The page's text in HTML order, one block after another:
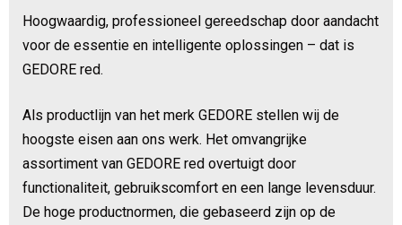
Hoogwaardig, professioneel gereedschap door aandacht
voor de essentie en intelligente oplossingen – dat is
GEDORE red.
Als productlijn van het merk GEDORE stellen wij de
hoogste eisen aan ons werk. Het omvangrijke
assortiment van GEDORE red overtuigt door
functionaliteit, gebruikscomfort en een lange levensduur.
De hoge productnormen, die gebaseerd zijn op de